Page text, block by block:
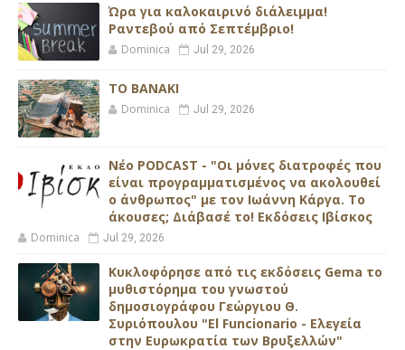
Ώρα για καλοκαιρινό διάλειμμα!
Ραντεβού από Σεπτέμβριο!
Dominica Jul 29, 2026
ΤΟ ΒΑΝΑΚΙ
Dominica Jul 29, 2026
Νέο PODCAST - "Οι μόνες διατροφές που
είναι προγραμματισμένος να ακολουθεί
ο άνθρωπος" με τον Ιωάννη Κάργα. Το
άκουσες; Διάβασέ το! Εκδόσεις Ιβίσκος
Dominica Jul 29, 2026
Κυκλοφόρησε από τις εκδόσεις Gema το
μυθιστόρημα του γνωστού
δημοσιογράφου Γεώργιου Θ.
Συριόπουλου "El Funcionario - Ελεγεία
στην Ευρωκρατία των Βρυξελλών"